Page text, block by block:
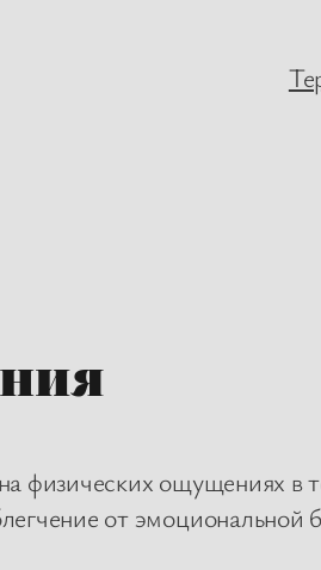
физических ощущениях в
от эмоциональной